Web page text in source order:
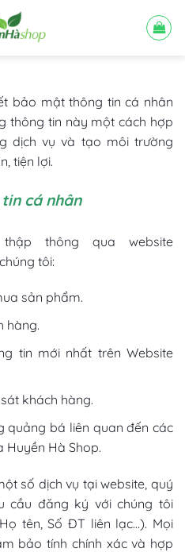
bảo mật thông tin cá nhân
thông tin này một cách hợp
dịch vụ và tạo môi trường
tiện lợi.
cá nhân
thông qua website
tôi:
sản phẩm.
hàng.
tin mới nhất trên Website
khách hàng.
quảng bá liên quan đến các
Huyền Hà Shop.
số dịch vụ tại website, quý
cầu đăng ký với chúng tôi
tên, Số ĐT liên lạc…). Mọi
bảo tính chính xác và hợp